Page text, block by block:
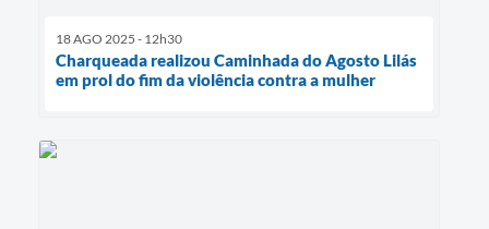
18 AGO 2025 - 12h30
Charqueada realizou Caminhada do Agosto Lilás
em prol do fim da violência contra a mulher